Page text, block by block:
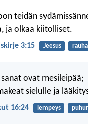
teidän
ja olkaa kiitolliset.
3:15 Jeesus rauha
ovat mesileipää;
sielulle ja
16:24 lempeys